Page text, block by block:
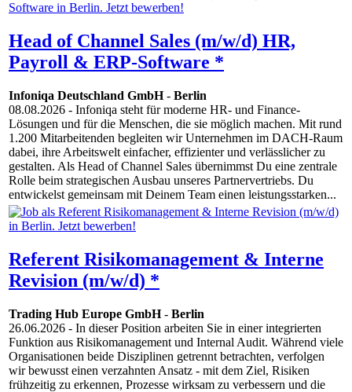
Head of Channel Sales (m/w/d) HR,
Payroll & ERP-Software *
Infoniqa Deutschland GmbH- Berlin
08.08.2026 - Infoniqa steht für moderne HR- und Finance-
Lösungen und für die Menschen, die sie möglich machen. Mit rund
1.200 Mitarbeitenden begleiten wir Unternehmen im DACH-Raum
dabei, ihre Arbeitswelt einfacher, effizienter und verlässlicher zu
gestalten. Als Head of Channel Sales übernimmst Du eine zentrale
Rolle beim strategischen Ausbau unseres Partnervertriebs. Du
entwickelst gemeinsam mit Deinem Team einen leistungsstarken...
Referent Risikomanagement & Interne
Revision (m/w/d) *
Trading Hub Europe GmbH- Berlin
26.06.2026 - In dieser Position arbeiten Sie in einer integrierten
Funktion aus Risikomanagement und Internal Audit. Während viele
Organisationen beide Disziplinen getrennt betrachten, verfolgen
wir bewusst einen verzahnten Ansatz - mit dem Ziel, Risiken
frühzeitig zu erkennen, Prozesse wirksam zu verbessern und die